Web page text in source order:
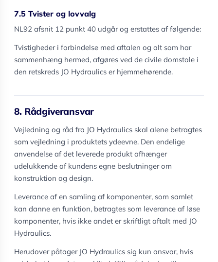
7.5 Tvister og lovvalg
NL92 afsnit 12 punkt 40 udgår og erstattes af følgende:
Tvistigheder i forbindelse med aftalen og alt som har
sammenhæng hermed, afgøres ved de civile domstole i
den retskreds JO Hydraulics er hjemmehørende.
8. Rådgiveransvar
Vejledning og råd fra JO Hydraulics skal alene betragtes
som vejledning i produktets ydeevne. Den endelige
anvendelse af det leverede produkt afhænger
udelukkende af kundens egne beslutninger om
konstruktion og design.
Leverance af en samling af komponenter, som samlet
kan danne en funktion, betragtes som leverance af løse
komponenter, hvis ikke andet er skriftligt aftalt med JO
Hydraulics.
Herudover påtager JO Hydraulics sig kun ansvar, hvis